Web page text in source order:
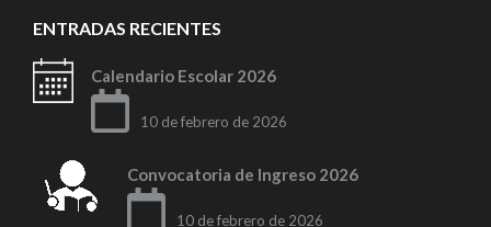
ENTRADAS RECIENTES
Calendario Escolar 2026
10 de febrero de 2026
Convocatoria de Ingreso 2026
10 de febrero de 2026